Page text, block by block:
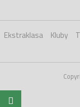
Ekstraklasa Kluby